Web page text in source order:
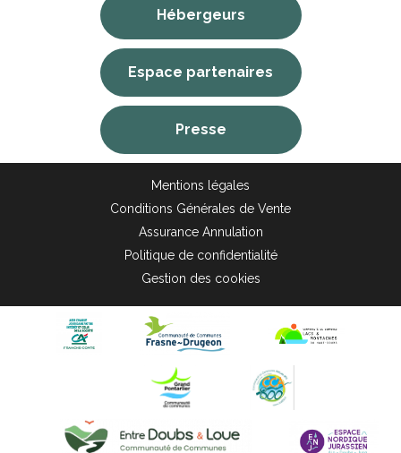
Hébergeurs
Espace partenaires
Presse
Mentions légales
Conditions Générales de Vente
Assurance Annulation
Politique de confidentialité
Gestion des cookies